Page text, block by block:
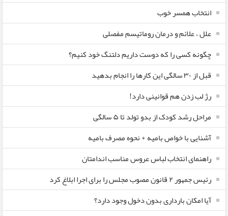
انتخاب همسر خوب
علل ، علائم و درمان روماتیسم مفصلی
چگونه کسی را که دوست داریم دلتنگ خود کنیم؟
قبل از ۳۰ سالگی این کارها را انجام بدهید
رژ لب زدن هم قوانینی دارد!
مراحل رشد کودک از بدو تولد تا ۵ سالگی
آشنایی با خواص بامیه + نحوه مصرف بامیه
راهنمای انتخاب لباس عروس مناسب اندامتان
رئیس جمهور ۲ قانون مصوب مجلس را برای اجرا ابلاغ کرد
آیا امکان بارداری بدون دخول وجود دارد؟